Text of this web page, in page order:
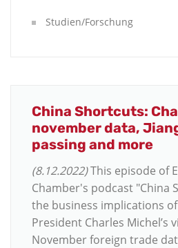
Studien/Forschung
China Shortcuts:
november data,
passing and more
(8.12.2022)This episode of
Chamber's podcast "China
the business implications
President Charles Michel’s
November foreign trade